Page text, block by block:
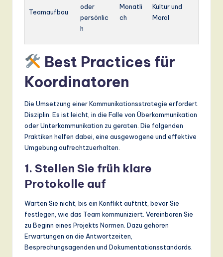
Teamaufbau
oder
persönlic
h
Monatli
ch
Kultur und
Moral
Best Practices für
Koordinatoren
Die Umsetzung einer Kommunikationsstrategie erfordert
Disziplin. Es ist leicht, in die Falle von Überkommunikation
oder Unterkommunikation zu geraten. Die folgenden
Praktiken helfen dabei, eine ausgewogene und effektive
Umgebung aufrechtzuerhalten.
1. Stellen Sie früh klare
Protokolle auf
Warten Sie nicht, bis ein Konflikt auftritt, bevor Sie
festlegen, wie das Team kommuniziert. Vereinbaren Sie
zu Beginn eines Projekts Normen. Dazu gehören
Erwartungen an die Antwortzeiten,
Besprechungsagenden und Dokumentationsstandards.